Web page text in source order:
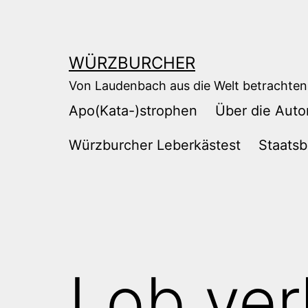
WÜRZBURCHER
Von Laudenbach aus die Welt betrachten
Apo(Kata-)strophen Über die
Würzburcher Leberkästest